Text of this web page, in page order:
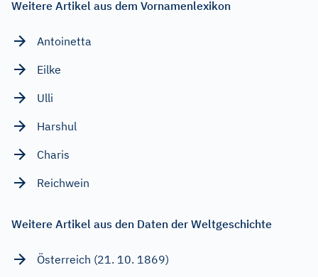
Weitere Artikel aus dem Vornamenlexikon
Antoinetta
Eilke
Ulli
Harshul
Charis
Reichwein
Weitere Artikel aus den Daten der Weltgeschichte
Österreich (21. 10. 1869)